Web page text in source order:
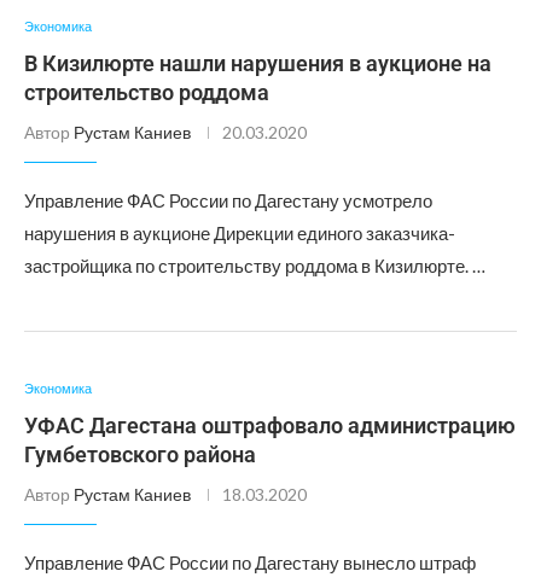
Экономика
В Кизилюрте нашли нарушения в аукционе на
строительство роддома
Автор Рустам Каниев 20.03.2020
Управление ФАС России по Дагестану усмотрело
нарушения в аукционе Дирекции единого заказчика-
застройщика по строительству роддома в Кизилюрте. …
Экономика
УФАС Дагестана оштрафовало администрацию
Гумбетовского района
Автор Рустам Каниев 18.03.2020
Управление ФАС России по Дагестану вынесло штраф